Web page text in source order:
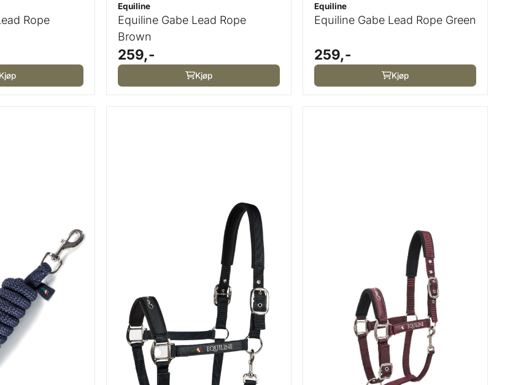
Rope
Equiline
Equiline Gabe Lead Rope
Brown
259,-
Kjøp
Equiline
Equiline Gabe Lead Rope Green
259,-
Kjøp